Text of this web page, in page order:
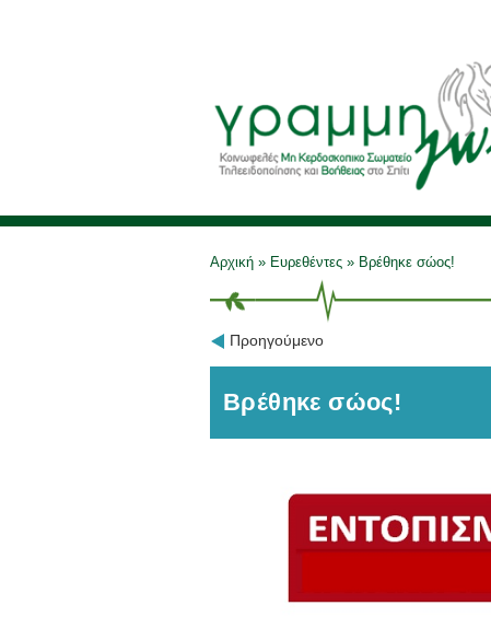
Αρχική » Ευρεθέντες » Βρέθηκε σώος!
Προηγούμενο
Βρέθηκε σώος!